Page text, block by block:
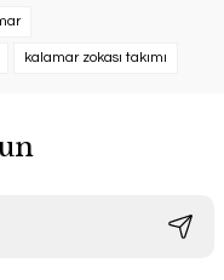
kalamar zokası takımı